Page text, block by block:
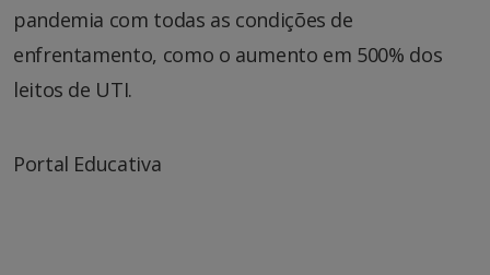
pandemia com todas as condições de
enfrentamento, como o aumento em 500% dos
leitos de UTI.
Portal Educativa